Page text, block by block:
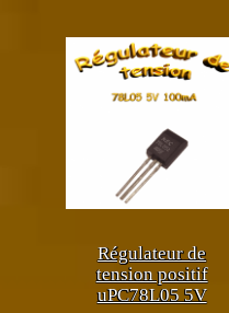
Régulateur de
tension positif
uPC78L05 5V